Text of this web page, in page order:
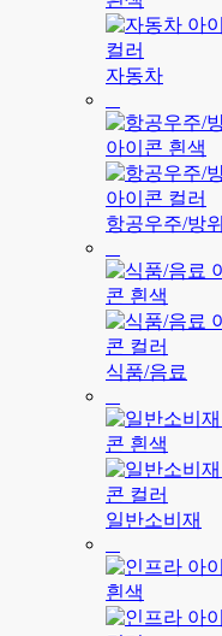
자동차
항공우주/방위
식품/음료
일반소비재